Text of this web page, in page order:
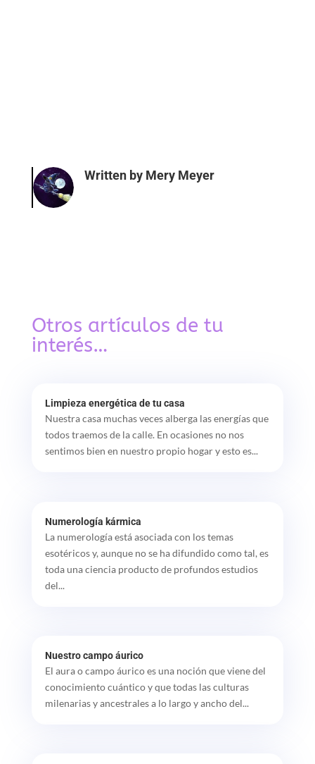
Written by Mery Meyer
Otros artículos de tu
interés…
Limpieza energética de tu casa
Nuestra casa muchas veces alberga las energías que
todos traemos de la calle. En ocasiones no nos
sentimos bien en nuestro propio hogar y esto es...
Numerología kármica
La numerología está asociada con los temas
esotéricos y, aunque no se ha difundido como tal, es
toda una ciencia producto de profundos estudios
del...
Nuestro campo áurico
El aura o campo áurico es una noción que viene del
conocimiento cuántico y que todas las culturas
milenarias y ancestrales a lo largo y ancho del...